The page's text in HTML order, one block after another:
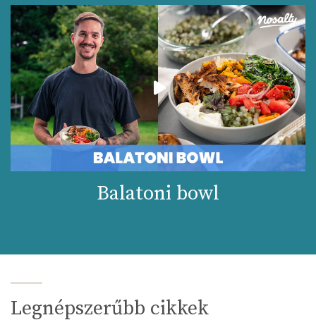
Balatoni bowl
Legnépszerűbb cikkek